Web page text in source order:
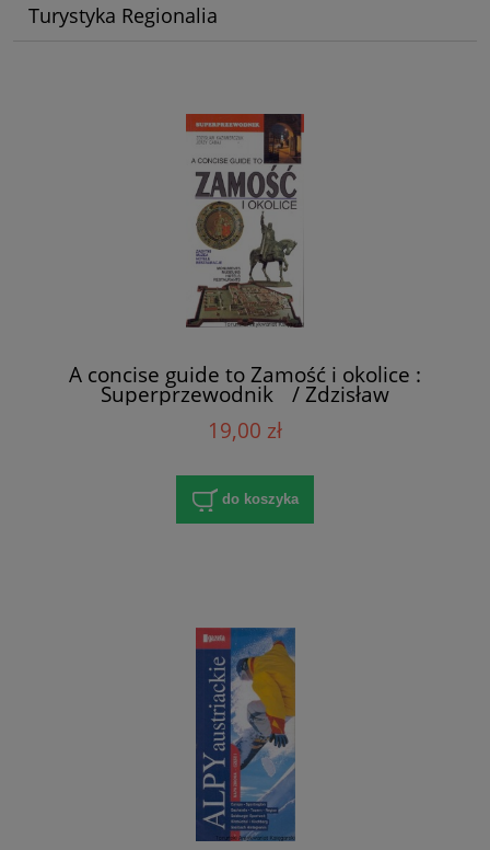
Turystyka Regionalia
A concise guide to Zamość i okolice :
Superprzewodnik / Zdzisław
Kazimierczuk, Jerzy Cabaj
19,00 zł
do koszyka